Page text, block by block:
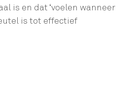
is en dat ‘voelen wanneer
is tot effectief